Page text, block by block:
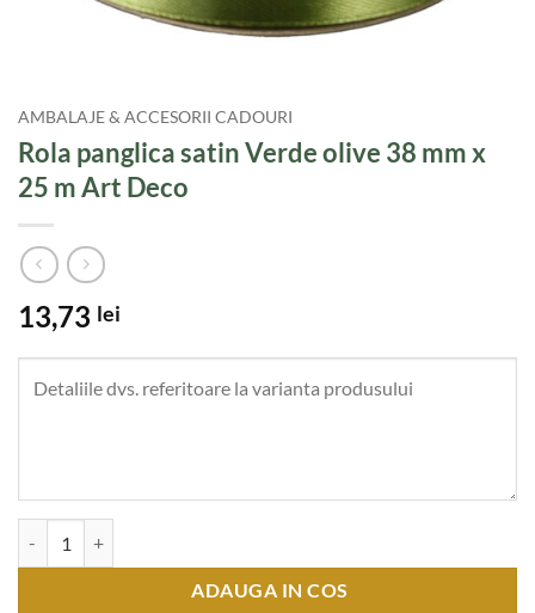
AMBALAJE & ACCESORII CADOURI
Rola panglica satin Verde olive 38 mm x
25 m Art Deco
13,73 lei
ADAUGA IN COS